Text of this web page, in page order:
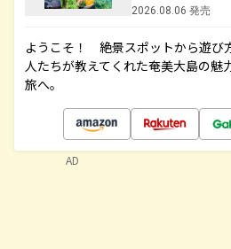
2026.08.06 発売
ようこそ！ 絶景スポットから遊び
人たちが教えてくれた奄美大島の魅
旅へ。
AD